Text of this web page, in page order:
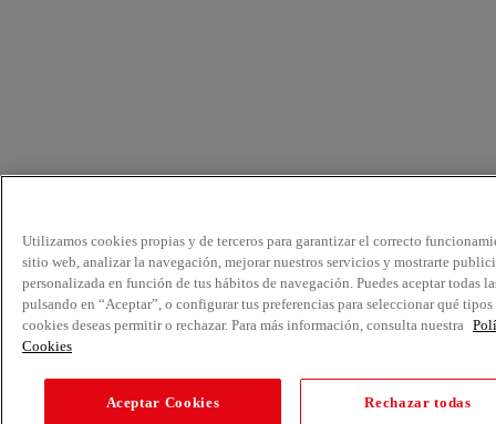
Utilizamos cookies propias y de terceros para garantizar el correcto
sitio web, analizar la navegación, mejorar nuestros servicios y mostrarte
personalizada en función de tus hábitos de navegación. Puedes aceptar todas
pulsando en “Aceptar”, o configurar tus preferencias para seleccionar qué tipos
cookies deseas permitir o rechazar. Para más información, consulta nuestra
Cookies
Aceptar Cookies Rechazar todas